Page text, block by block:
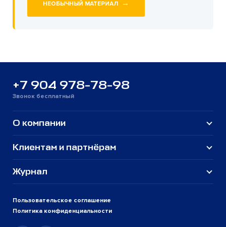
НЕОБЫЧНЫЙ МАТЕРИАЛ →
+7 904 978-78-98
Звонок бесплатный
Пользовательское соглашение
Политика конфиденциальности
О компании
Клиентам и партнёрам
Журнал